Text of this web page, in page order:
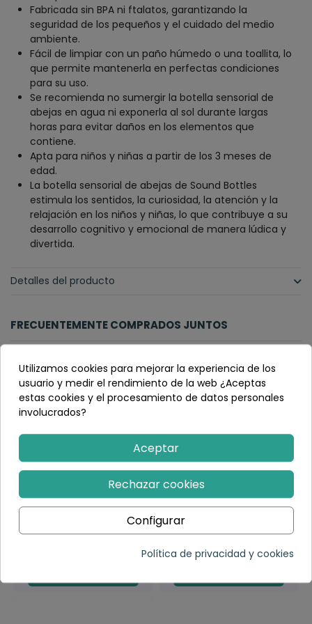
Fabricada sin BPA ni ftalatos, garantizando la
seguridad de los pequeños y el cuidado del medio
ambiente.
Fácil de limpiar con un paño húmedo o una toallita, lo
que permite mantenerla en perfectas condiciones
para su uso.
Se recomienda no sumergir la botella sensorial de
abejas en agua ni exponerla al sol durante largas
horas para evitar daños en los elementos que
contiene.
Apta para niños y niñas a partir de los 3 meses de
edad.
La botella sensorial de abejas de Sound Bottles
estimula los sentidos, la curiosidad, la atención y la
relajación en los niños y niñas, lo que contribuye a su
desarrollo cognitivo y emocional de manera lúdica y
divertida.
Detalles del producto
FRECUENTEMENTE COMPRADOS JUNTOS
Botella Sensorial
Sonidos Mono/Monkey
- Petit Boum
Botella Sensorial Espía
del Bosque - Petit
Boum
17,55 €
Utilizamos cookies para mejorar la experiencia de los
usuario y medir el rendimiento de la web ¿Aceptas
estas cookies y el procesamiento de datos personales
involucrados?
Aceptar
Rechazar cookies
Configurar
Política de privacidad y cookies